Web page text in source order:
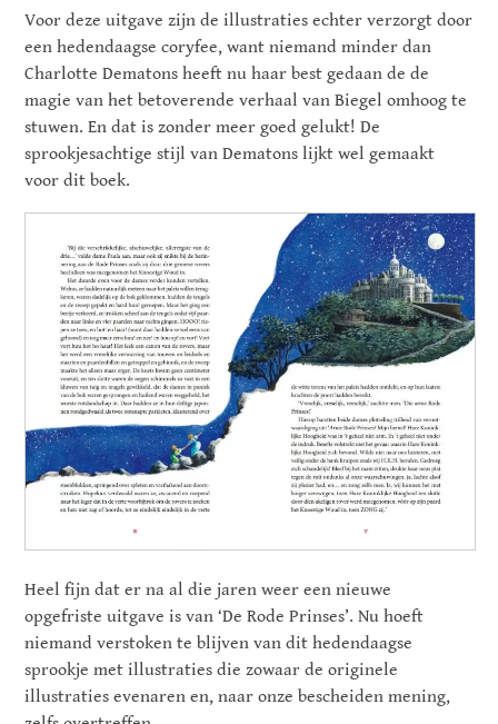
Voor deze uitgave zijn de illustraties echter verzorgt door
een hedendaagse coryfee, want niemand minder dan
Charlotte Dematons heeft nu haar best gedaan de de
magie van het betoverende verhaal van Biegel omhoog te
stuwen. En dat is zonder meer goed gelukt! De
sprookjesachtige stijl van Dematons lijkt wel gemaakt
voor dit boek.
Heel fijn dat er na al die jaren weer een nieuwe
opgefriste uitgave is van ‘De Rode Prinses’. Nu hoeft
niemand verstoken te blijven van dit hedendaagse
sprookje met illustraties die zowaar de originele
illustraties evenaren en, naar onze bescheiden mening,